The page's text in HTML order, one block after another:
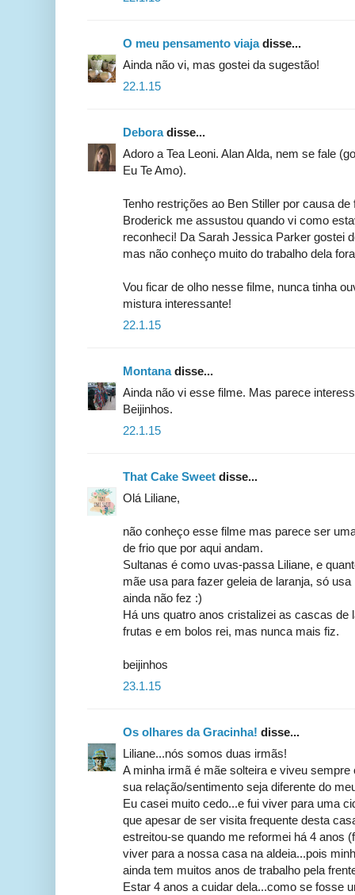
O meu pensamento viajadisse...
Ainda não vi, mas gostei da sugestão!
22.1.15
Deboradisse...
Adoro a Tea Leoni. Alan Alda, nem se fale
Eu Te Amo).
Tenho restrições ao Ben Stiller por causa
Broderick me assustou quando vi como
reconheci! Da Sarah Jessica Parker gostei
mas não conheço muito do trabalho dela
Vou ficar de olho nesse filme, nunca tinha
mistura interessante!
22.1.15
Montanadisse...
Ainda não vi esse filme. Mas parece
Beijinhos.
22.1.15
That Cake Sweet disse...
Olá Liliane,
não conheço esse filme mas parece ser
de frio que por aqui andam.
Sultanas é como uvas-passa Liliane, e
mãe usa para fazer geleia de laranja, só
ainda não fez :)
Há uns quatro anos cristalizei as cascas de
frutas e em bolos rei, mas nunca mais fiz.
beijinhos
23.1.15
Os olhares da Gracinha! disse...
Liliane...nós somos duas irmãs!
A minha irmã é mãe solteira e viveu
sua relação/sentimento seja diferente do
Eu casei muito cedo...e fui viver para uma
que apesar de ser visita frequente desta
estreitou-se quando me reformei há 4 anos
viver para a nossa casa na aldeia...pois
ainda tem muitos anos de trabalho pela
Estar 4 anos a cuidar dela...como se fosse